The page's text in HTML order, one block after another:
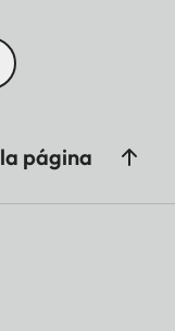
página